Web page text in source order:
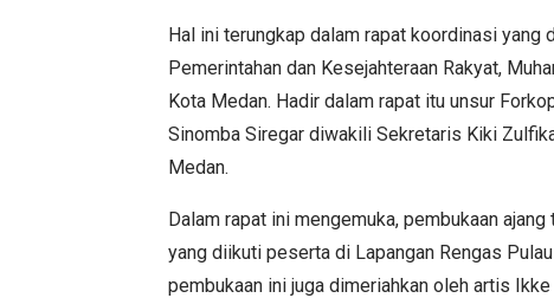
Hal ini terungkap dalam rapat koordinasi
Pemerintahan dan Kesejahteraan Rakyat,
Kota Medan. Hadir dalam rapat itu unsur
Sinomba Siregar diwakili Sekretaris Kiki
Medan.
Dalam rapat ini mengemuka, pembukaan
yang diikuti peserta di Lapangan Rengas
pembukaan ini juga dimeriahkan oleh artis